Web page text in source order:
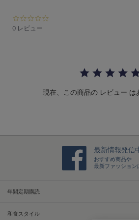
i
0 レビュー
現在、この商品の レビュー は
最新情報発信
おすすめ商品や
最新ファッション
年間定期購読
和食スタイル